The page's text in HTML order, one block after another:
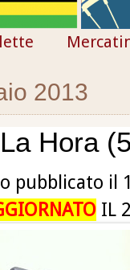
2013
Hora
pubblicato il
IL